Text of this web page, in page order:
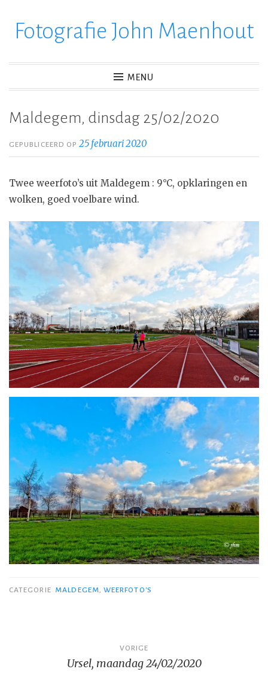
verderFotografie John Maenhout
MENU
Maldegem, dinsdag 25/02/2020
GEPUBLICEERD OP25 februari 2020
Twee weerfoto’s uit Maldegem : 9°C, opklaringen en
wolken, goed voelbare wind.
CATEGORIE MALDEGEM, WEERFOTO'S
navigatie
VORIGE
Ursel, maandag 24/02/2020